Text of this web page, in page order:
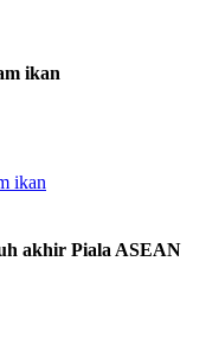
ikan
akhir Piala ASEAN